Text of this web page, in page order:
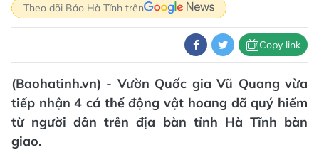
Theo dõi Báo Hà Tĩnh trên
Copy link
(Baohatinh.vn) - Vườn Quốc gia Vũ Quang vừa
tiếp nhận 4 cá thể động vật hoang dã quý hiếm
từ người dân trên địa bàn tỉnh Hà Tĩnh bàn
giao.